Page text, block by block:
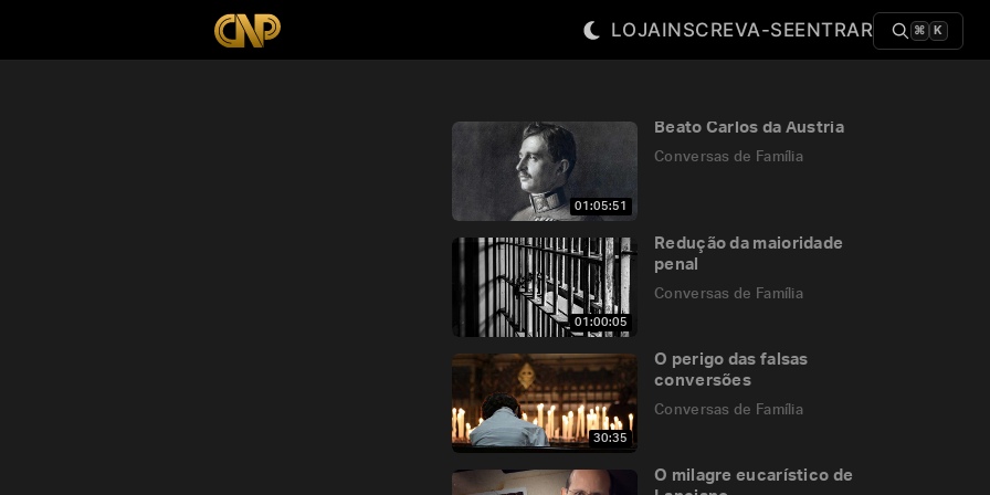
LOJAINSCREVA-SEENTRAR ⌘ K
01:05:51
Beato Carlos da Áustria
Conversas de Família
01:00:05
Redução da maioridade
penal
Conversas de Família
30:35
O perigo das falsas
conversões
Conversas de Família
O milagre eucarístico de